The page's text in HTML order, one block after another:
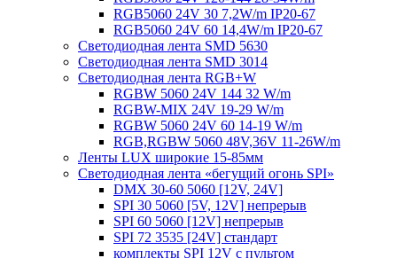
RGB5060 24V 30 7,2W/m IP20-67
RGB5060 24V 60 14,4W/m IP20-67
Светодиодная лента SMD 5630
Светодиодная лента SMD 3014
Светодиодная лента RGB+W
RGBW 5060 24V 144 32 W/m
RGBW-MIX 24V 19-29 W/m
RGBW 5060 24V 60 14-19 W/m
RGB,RGBW 5060 48V,36V 11-26W/m
Ленты LUX широкие 15-85мм
Светодиодная лента «бегущий огонь SPI»
DMX 30-60 5060 [12V, 24V]
SPI 30 5060 [5V, 12V] непрерыв
SPI 60 5060 [12V] непрерыв
SPI 72 3535 [24V] стандарт
комплекты SPI 12V с пультом